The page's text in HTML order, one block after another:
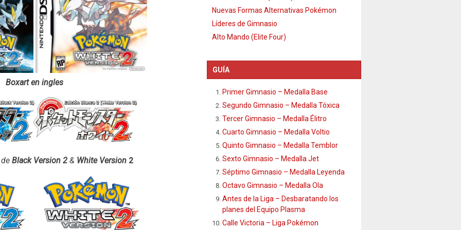
Boxart en ingles
Black Version 2& White Version2
Nuevas Formas Alternativas Pokémon
Líderes de Gimnasio
Alto Mando (Elite Four)
GUÍA
Primer Gimnasio – Medalla Base
Segundo Gimnasio – Medalla Tóxica
Tercer Gimnasio – Medalla Élitro
Cuarto Gimnasio – Medalla Voltio
Quinto Gimnasio – Medalla Temblor
Sexto Gimnasio – Medalla Jet
Séptimo Gimnasio – Medalla Leyenda
Octavo Gimnasio – Medalla Ola
Antes de la Liga – Desbaratando los
planes del Equipo Plasma
Calle Victoria – Liga Pokémon